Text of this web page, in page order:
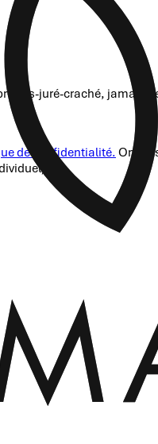
juré-craché, jamais
de confidentialité. On